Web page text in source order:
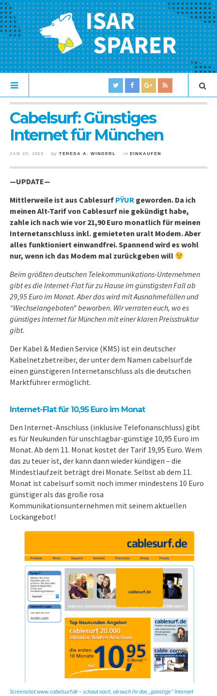
Cabelsurf: Günstiges
Internet für München
JAN 22, 2015 by TERESA A. WINDERL in EINKAUFEN
—UPDATE—
Mittlerweile ist aus Cablesurf PŸUR geworden. Da ich
meinen Alt-Tarif von Cablesurf nie gekündigt habe,
zahle ich nach wie vor 21,90 Euro monatlich für meinen
Internetanschluss inkl. gemieteten uralt Modem. Aber
alles funktioniert einwandfrei. Spannend wird es wohl
nur, wenn ich das Modem mal zurückgeben will
Beim größten deutschen Telekommunikations-Unternehmen
gibt es die Internet-Flat für zu Hause im günstigsten Fall ab
29,95 Euro im Monat. Aber das wird mit Ausnahmefällen und
“Wechselangeboten” beworben. Wir verraten euch, wo es
günstiges Internet für München mit einer klaren Preisstruktur
gibt.
Der Kabel & Medien Service (KMS) ist ein deutscher
Kabelnetzbetreiber, der unter dem Namen cabelsurf.de
einen günstigeren Internetanschluss als die deutschen
Marktführer ermöglicht.
Internet-Flat für 10,95 Euro im Monat
Den Internet-Anschluss (inklusive Telefonanschluss) gibt
es für Neukunden für unschlagbar-günstige 10,95 Euro im
Monat. Ab dem 11. Monat kostet der Tarif 19,95 Euro. Wem
das zu teuer ist, der kann dann wieder kündigen – die
Mindestlaufzeit beträgt drei Monate. Selbst ab dem 11.
Monat ist cabelsurf somit noch immer mindestens 10 Euro
günstiger als das große rosa
Kommunikationsunternehmen mit seinem aktuellen
Lockangebot!
Screenshot www.cabelsurf.de – schaut nach, ob auch ihr das „günstige“ Internet